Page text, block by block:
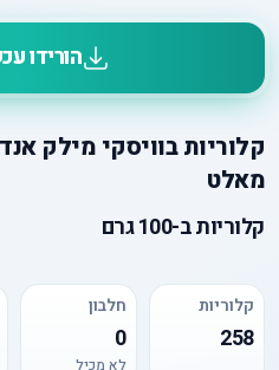
הורידו
קלוריותבוויסקי מילק
מאלט
קלוריותב-100 גרם
קלוריות
258
חלבון
0
לא מכיל